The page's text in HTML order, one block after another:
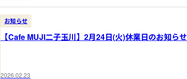
お知らせ
【Cafe MUJI二子玉川】2月24日(火)休業日のお知らせ
2026.02.23